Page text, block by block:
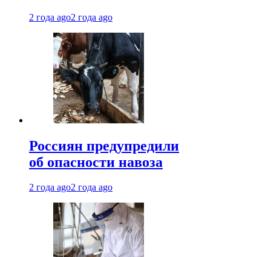
2 года ago2 года ago
Россиян предупредили
об опасности навоза
2 года ago2 года ago